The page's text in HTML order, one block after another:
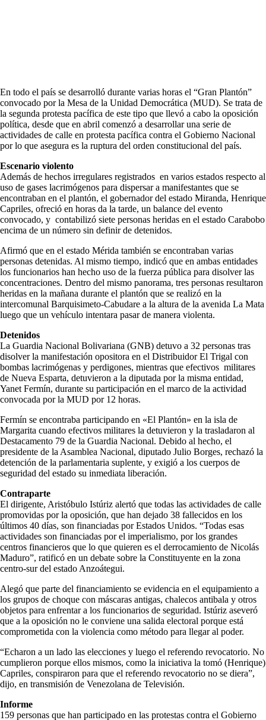
En todo el país se desarrolló durante varias horas el “Gran Plantón”
convocado por la Mesa de la Unidad Democrática (MUD). Se trata de
la segunda protesta pacífica de este tipo que llevó a cabo la oposición
política, desde que en abril comenzó a desarrollar una serie de
actividades de calle en protesta pacífica contra el Gobierno Nacional
por lo que asegura es la ruptura del orden constitucional del país.
Escenario violento
Además de hechos irregulares registrados en varios estados respecto al
uso de gases lacrimógenos para dispersar a manifestantes que se
encontraban en el plantón, el gobernador del estado Miranda, Henrique
Capriles, ofreció en horas da la tarde, un balance del evento
convocado, y contabilizó siete personas heridas en el estado Carabobo
encima de un número sin definir de detenidos.
Afirmó que en el estado Mérida también se encontraban varias
personas detenidas. Al mismo tiempo, indicó que en ambas entidades
los funcionarios han hecho uso de la fuerza pública para disolver las
concentraciones. Dentro del mismo panorama, tres personas resultaron
heridas en la mañana durante el plantón que se realizó en la
intercomunal Barquisimeto-Cabudare a la altura de la avenida La Mata
luego que un vehículo intentara pasar de manera violenta.
Detenidos
La Guardia Nacional Bolivariana (GNB) detuvo a 32 personas tras
disolver la manifestación opositora en el Distribuidor El Trigal con
bombas lacrimógenas y perdigones, mientras que efectivos militares
de Nueva Esparta, detuvieron a la diputada por la misma entidad,
Yanet Fermín, durante su participación en el marco de la actividad
convocada por la MUD por 12 horas.
Fermín se encontraba participando en «El Plantón» en la isla de
Margarita cuando efectivos militares la detuvieron y la trasladaron al
Destacamento 79 de la Guardia Nacional. Debido al hecho, el
presidente de la Asamblea Nacional, diputado Julio Borges, rechazó la
detención de la parlamentaria suplente, y exigió a los cuerpos de
seguridad del estado su inmediata liberación.
Contraparte
El dirigente, Aristóbulo Istúriz alertó que todas las actividades de calle
promovidas por la oposición, que han dejado 38 fallecidos en los
últimos 40 días, son financiadas por Estados Unidos. “Todas esas
actividades son financiadas por el imperialismo, por los grandes
centros financieros que lo que quieren es el derrocamiento de Nicolás
Maduro”, ratificó en un debate sobre la Constituyente en la zona
centro-sur del estado Anzoátegui.
Alegó que parte del financiamiento se evidencia en el equipamiento a
los grupos de choque con máscaras antigas, chalecos antibala y otros
objetos para enfrentar a los funcionarios de seguridad. Istúriz aseveró
que a la oposición no le conviene una salida electoral porque está
comprometida con la violencia como método para llegar al poder.
“Echaron a un lado las elecciones y luego el referendo revocatorio. No
cumplieron porque ellos mismos, como la iniciativa la tomó (Henrique)
Capriles, conspiraron para que el referendo revocatorio no se diera”,
dijo, en transmisión de Venezolana de Televisión.
Informe
159 personas que han participado en las protestas contra el Gobierno